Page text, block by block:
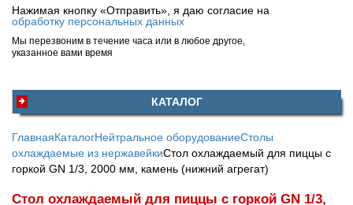
Нажимая кнопку «Отправить», я даю согласие на
обработку персональных данных
Мы перезвоним в течение часа или в любое другое,
указанное вами время
КАТАЛОГ
ГлавнаяКаталогНейтральное оборудованиеСтолы
охлаждаемые из нержавейкиСтол охлаждаемый для пиццы с
горкой GN 1/3, 2000 мм, камень (нижний агрегат)
Стол охлаждаемый для пиццы с горкой GN 1/3,